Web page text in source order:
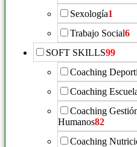
Sexología1
Trabajo Social6
SOFT SKILLS99
Coaching
Coaching
Coaching
Humanos82
Coaching